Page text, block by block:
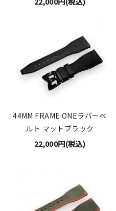
44MM FRAME ONEラバーベ
ルト マットブラック
22,000円(税込)